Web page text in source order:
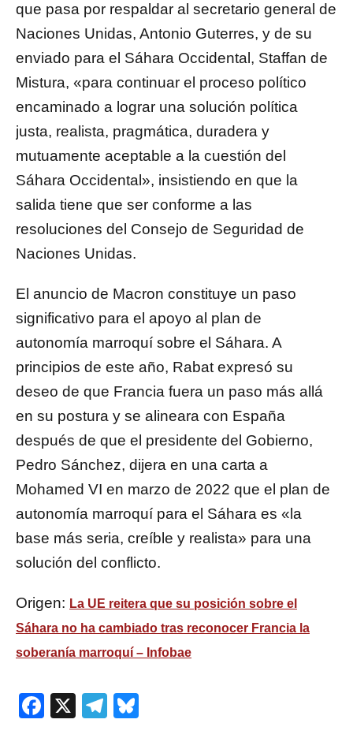
que pasa por respaldar al secretario general de
Naciones Unidas, Antonio Guterres, y de su
enviado para el Sáhara Occidental, Staffan de
Mistura, «para continuar el proceso político
encaminado a lograr una solución política
justa, realista, pragmática, duradera y
mutuamente aceptable a la cuestión del
Sáhara Occidental», insistiendo en que la
salida tiene que ser conforme a las
resoluciones del Consejo de Seguridad de
Naciones Unidas.
El anuncio de Macron constituye un paso
significativo para el apoyo al plan de
autonomía marroquí sobre el Sáhara. A
principios de este año, Rabat expresó su
deseo de que Francia fuera un paso más allá
en su postura y se alineara con España
después de que el presidente del Gobierno,
Pedro Sánchez, dijera en una carta a
Mohamed VI en marzo de 2022 que el plan de
autonomía marroquí para el Sáhara es «la
base más seria, creíble y realista» para una
solución del conflicto.
Origen: La UE reitera que su posición sobre el
Sáhara no ha cambiado tras reconocer Francia la
soberanía marroquí – Infobae
Facebook
X Telegram